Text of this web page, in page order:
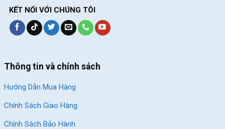
KẾT NỐI VỚI CHÚNG TÔI
Thông tin và chính sách
Hướng Dẫn Mua Hàng
Chính Sách Giao Hàng
Chính Sách Bảo Hành